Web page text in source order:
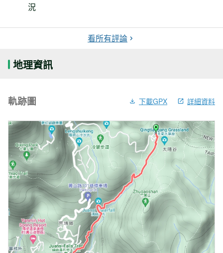
況
看所有評論
地理資訊
軌跡圖 下載GPX 詳細資料